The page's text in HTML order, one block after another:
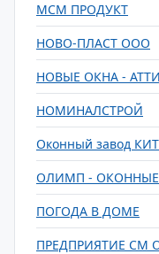
МСМ ПРОДУКТ
НОВО-ПЛАСТ ООО
НОВЫЕ ОКНА -
НОМИНАЛСТРОЙ
Оконный завод
ОЛИМП -
ПОГОДА В ДОМЕ
ПРЕДПРИЯТИЕ СМ